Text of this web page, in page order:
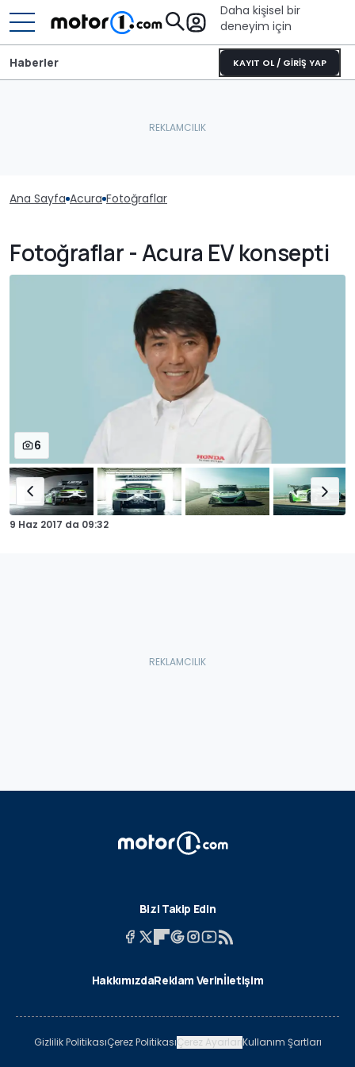
Daha kişisel bir
deneyim için
KAYIT OL / GİRİŞ YAP
Haberler
Ana Sayfa Acura Fotoğraflar
Fotoğraflar - Acura EV konsepti
6
9 Haz 2017 da 09:32
Bizi Takip Edin
HakkımızdaReklam Verinİletişim
Gizlilik PolitikasıÇerez PolitikasıÇerez AyarlarıKullanım Şartları